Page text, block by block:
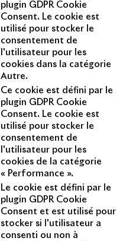
plugin GDPR Cookie
Consent. Le cookie est
utilisé pour stocker le
consentement de
l'utilisateur pour les
cookies dans la catégorie
Autre.
Ce cookie est défini par le
plugin GDPR Cookie
Consent. Le cookie est
utilisé pour stocker le
consentement de
l'utilisateur pour les
cookies de la catégorie
« Performance ».
Le cookie est défini par le
plugin GDPR Cookie
Consent et est utilisé pour
stocker si l'utilisateur a
consenti ou non à